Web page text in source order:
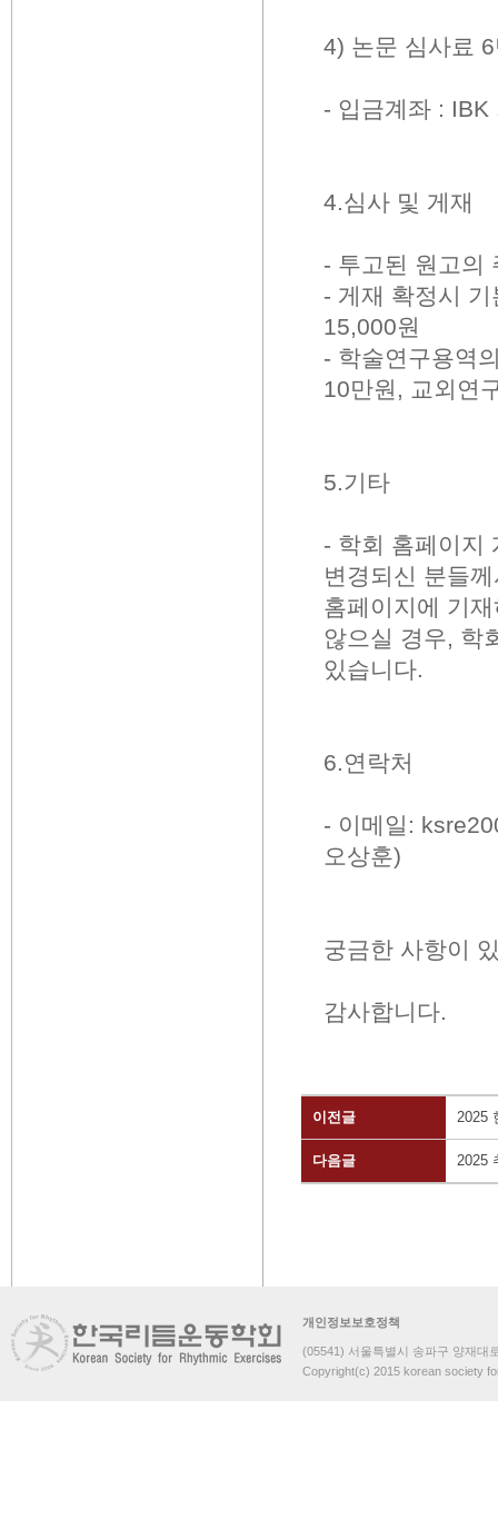
4) 논문 심사료
- 입금계좌 :
4.심사 및 게재
- 투고된 원고의
- 게재 확정시
15,000원
- 학술연구용역
10만원, 교외연
5.기타
- 학회 홈페이지
변경되신 분들
홈페이지에 기
않으실 경우, 학
있습니다.
6.연락처
- 이메일:
오상훈)
궁금한 사항이
감사합니다.​
이전글 2025
다음글 2025
개인정보보호정책
(05541) 서울특별시 송파구 양재대
Copyright(c) 2015 korean society